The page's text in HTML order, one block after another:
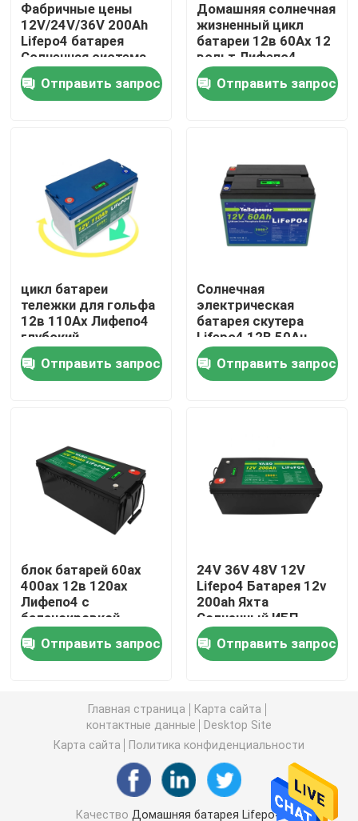
Продукты
Видеозаписи
Экскурсия по заводу
Контроль качества
Свяжитесь с нами
Новости
Домашняя батарея Lifepo4
батарея 12V LiFePO4
батарея 48v Lifepo4
электростанция лития портативная
Водонепроницаемая батарея Lifepo4
Батарея ИБП Lifepo4
Фабричные цены
12V/24V/36V 200Ah
Lifepo4 батарея
Солнечная система
хранения Литий-
ионная батарея для
солнечной панели в
Отправить запрос
Домашняя солнечная
жизненный цикл
батареи 12в 60Ах 12
вольт Лифепо4
длинный
Отправить запрос
цикл батареи
тележки для гольфа
12в 110Ах Лифепо4
глубокий
Отправить запрос
Солнечная
электрическая
батарея скутера
Lifepo4 12В 50Ач
60Ач 24В 48В 100Ач
42Ач 30Ач 20Ач 10Ач
Отправить запрос
блок батарей 60ах
400ах 12в 120ах
Лифепо4 с
балансировкой
Батерия Блуэтоотх
БмсОтправить запрос
24V 36V 48V 12V
Lifepo4 Батарея 12v
200ah Яхта
Солнечный ИБП
Отправить запрос
Главная страница
Карта сайта
контактные данные
Desktop Site
Карта сайта
Политика конфиденциальности
Качество Домашняя батарея Lifepo4